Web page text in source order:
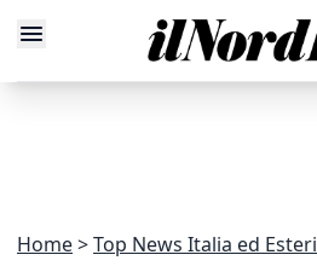
Home Top News Italia ed Esteri